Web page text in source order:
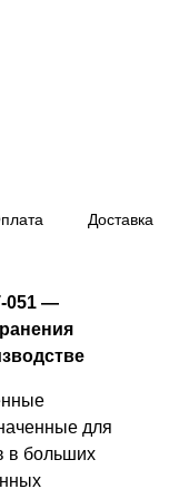
Доставка
051 —
для
в больших